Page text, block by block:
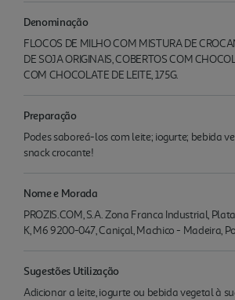
Denominação
FLOCOS DE MILHO COM MISTURA DE
DE SOJA ORIGINAIS, COBERTOS COM
COM CHOCOLATE DE LEITE, 175G.
Preparação
Podes saboreá-los com leite; iogurte; bebida
snack crocante!
Nome e Morada
PROZIS.COM, S.A. Zona Franca Industrial,
K, M6 9200-047, Caniçal, Machico - Madeira,
Sugestões Utilização
Adicionar a leite, iogurte ou bebida vegetal à